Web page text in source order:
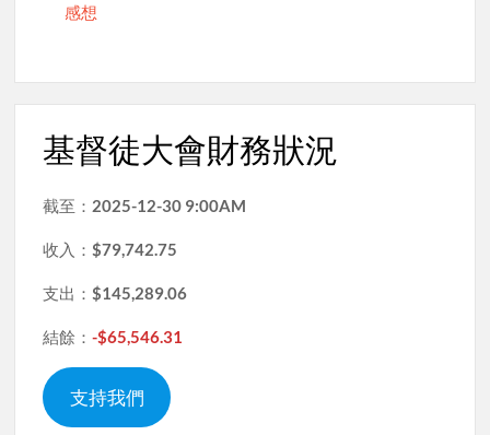
感想
基督徒大會財務狀況
截至： 2025-12-30 9:00AM
收入：$79,742.75
支出：$145,289.06
結餘：-$65,546.31
支持我們